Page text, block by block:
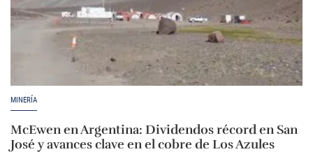
MINERÍA
McEwen en Argentina: Dividendos récord en San
José y avances clave en el cobre de Los Azules